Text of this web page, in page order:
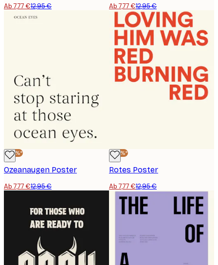
Ab 7,77 €12,95 € Ab 7,77 €12,95 €
-40%*
Ozeanaugen Poster
Ab 7,77 €12,95 €
-40%*
Rotes Poster
Ab 7,77 €12,95 €